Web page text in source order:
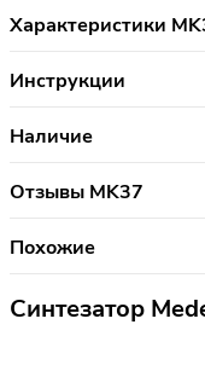
Характеристики
Инструкции
Наличие
Отзывы MK37
Похожие
Синтезатор